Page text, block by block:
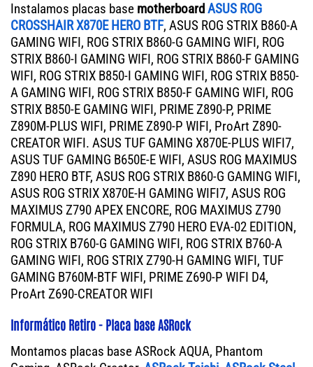
Instalamos placas base motherboardASUS ROG
CROSSHAIR X870E HERO BTF, ASUS ROG STRIX B860-A
GAMING WIFI, ROG STRIX B860-G GAMING WIFI, ROG
STRIX B860-I GAMING WIFI, ROG STRIX B860-F GAMING
WIFI, ROG STRIX B850-I GAMING WIFI, ROG STRIX B850-
A GAMING WIFI, ROG STRIX B850-F GAMING WIFI, ROG
STRIX B850-E GAMING WIFI, PRIME Z890-P, PRIME
Z890M-PLUS WIFI, PRIME Z890-P WIFI, ProArt Z890-
CREATOR WIFI. ASUS TUF GAMING X870E-PLUS WIFI7,
ASUS TUF GAMING B650E-E WIFI, ASUS ROG MAXIMUS
Z890 HERO BTF, ASUS ROG STRIX B860-G GAMING WIFI,
ASUS ROG STRIX X870E-H GAMING WIFI7, ASUS ROG
MAXIMUS Z790 APEX ENCORE, ROG MAXIMUS Z790
FORMULA, ROG MAXIMUS Z790 HERO EVA-02 EDITION,
ROG STRIX B760-G GAMING WIFI, ROG STRIX B760-A
GAMING WIFI, ROG STRIX Z790-H GAMING WIFI, TUF
GAMING B760M-BTF WIFI, PRIME Z690-P WIFI D4,
ProArt Z690-CREATOR WIFI
Informático Retiro - Placa base ASRock
Montamos placas base ASRock AQUA, Phantom